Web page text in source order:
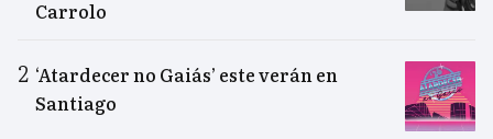
Carrolo
‘Atardecer no Gaiás’ este verán en
Santiago